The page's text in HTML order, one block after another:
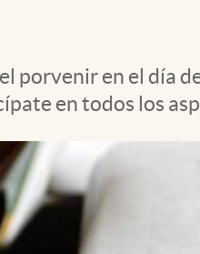
porvenir en el día
en todos los